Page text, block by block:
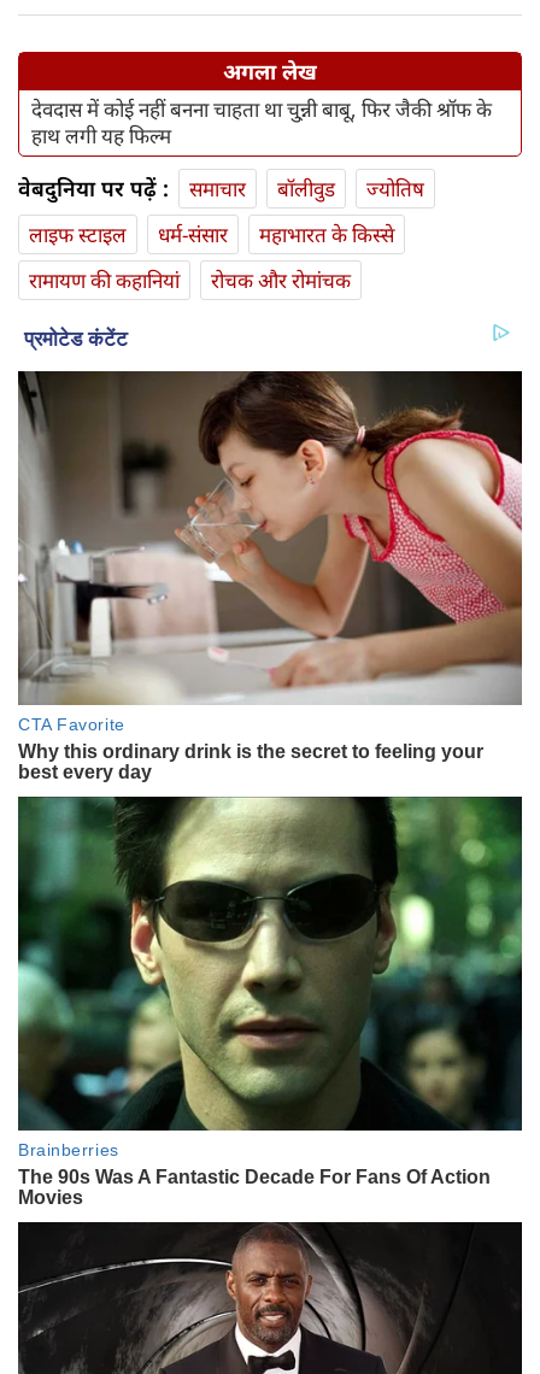
अगला लेख
देवदास में कोई नहीं बनना चाहता था चु्न्नी बाबू, फिर जैकी श्रॉफ के
हाथ लगी यह फिल्म
वेबदुनिया पर पढ़ें : समाचार बॉलीवुड
ज्योतिष
लाइफ स्‍टाइल
धर्म-संसार
महाभारत के किस्से
रामायण की कहानियां
रोचक और रोमांचक